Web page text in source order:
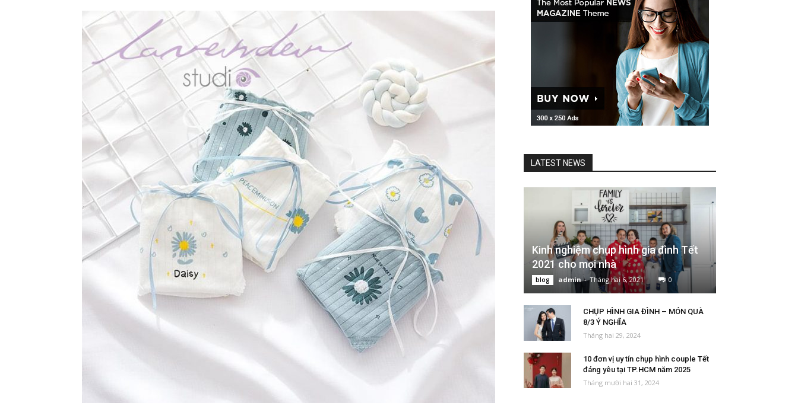
LATEST NEWS
Kinh nghiệm chụp hình gia đình Tết
2021 cho mọi nhà
blog admin - Tháng hai 6, 2021 0
CHỤP HÌNH GIA ĐÌNH – MÓN QUÀ
8/3 Ý NGHĨA
Tháng hai 29, 2024
10 đơn vị uy tín chụp hình couple Tết
đáng yêu tại TP.HCM năm 2025
Tháng mười hai 31, 2024